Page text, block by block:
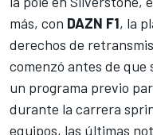
más, con DAZN F1, la
derechos de
comenzó antes de que
un programa previo
durante la carrera
equipos, las últimas